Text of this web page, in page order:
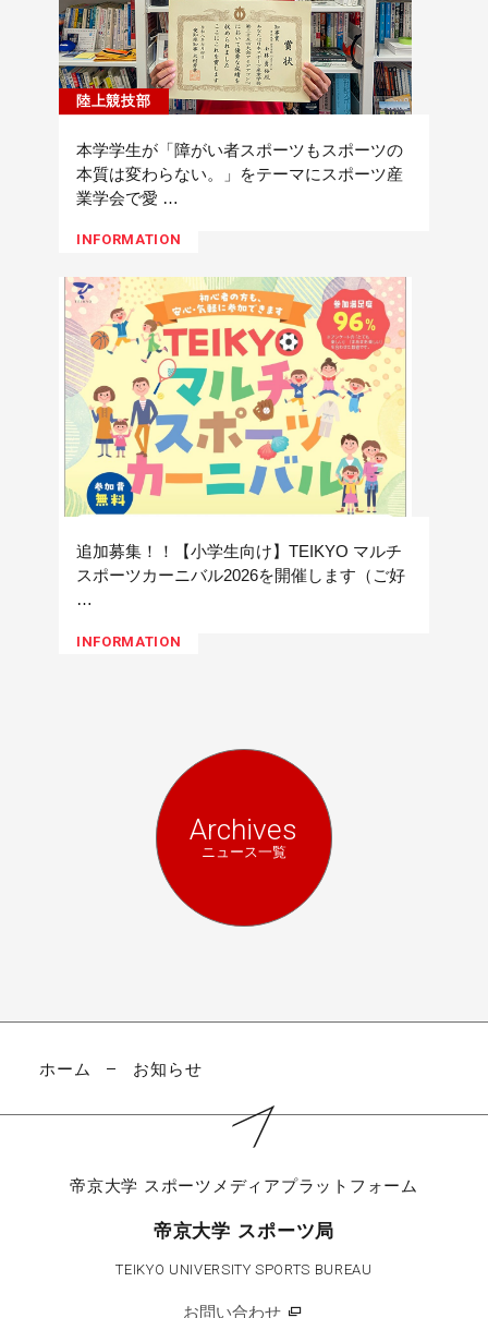
陸上競技部
本学学生が「障がい者スポーツもスポーツの
本質は変わらない。」をテーマにスポーツ産
業学会で愛 …
INFORMATION
追加募集！！【小学生向け】TEIKYO マルチ
スポーツカーニバル2026を開催します（ご好
…
INFORMATION
Archives
ニュース一覧
ホーム お知らせ
帝京大学 スポーツメディアプラットフォーム
帝京大学 スポーツ局
TEIKYO UNIVERSITY SPORTS BUREAU
お問い合わせ